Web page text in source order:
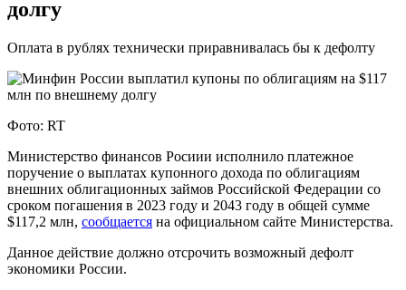
долгу
Оплата в рублях технически приравнивалась бы к дефолту
Фото: RT
Министерство финансов Росиии исполнило платежное
поручение о выплатах купонного дохода по облигациям
внешних облигационных займов Российской Федерации со
сроком погашения в 2023 году и 2043 году в общей сумме
$117,2 млн, сообщается на официальном сайте Министерства.
Данное действие должно отсрочить возможный дефолт
экономики России.